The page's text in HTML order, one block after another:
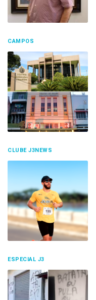
CAMPOS
CLUBE J3NEWS
ESPECIAL J3